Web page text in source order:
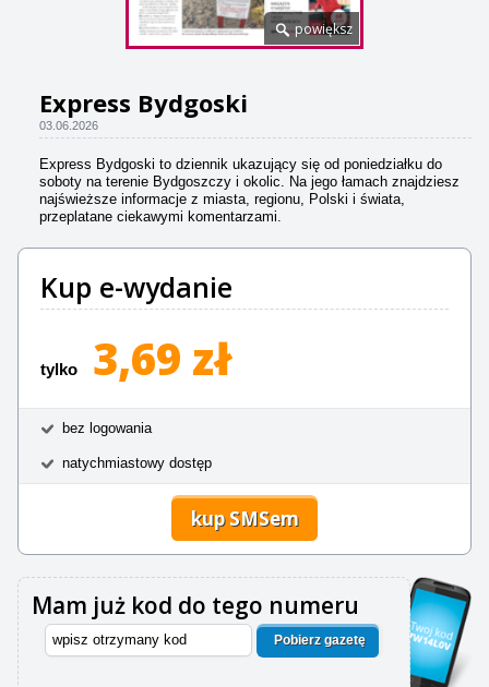
powiększ
Express Bydgoski
03.06.2026
Express Bydgoski to dziennik ukazujący się od poniedziałku do
soboty na terenie Bydgoszczy i okolic. Na jego łamach znajdziesz
najświeższe informacje z miasta, regionu, Polski i świata,
przeplatane ciekawymi komentarzami.
Kup e-wydanie
tylko 3,69 zł
bez logowania
natychmiastowy dostęp
kup SMSem
Mam już kod do tego numeru
Pobierz gazetę